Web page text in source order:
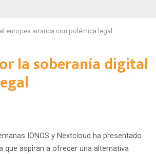
europea arranca con polémica legal
la soberanía digital
IONOS y Nextcloud ha presentado
que aspiran a ofrecer una alternativa